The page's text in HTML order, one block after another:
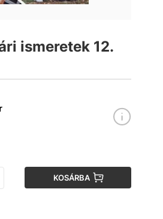
ismeretek 12.
KOSÁRBA